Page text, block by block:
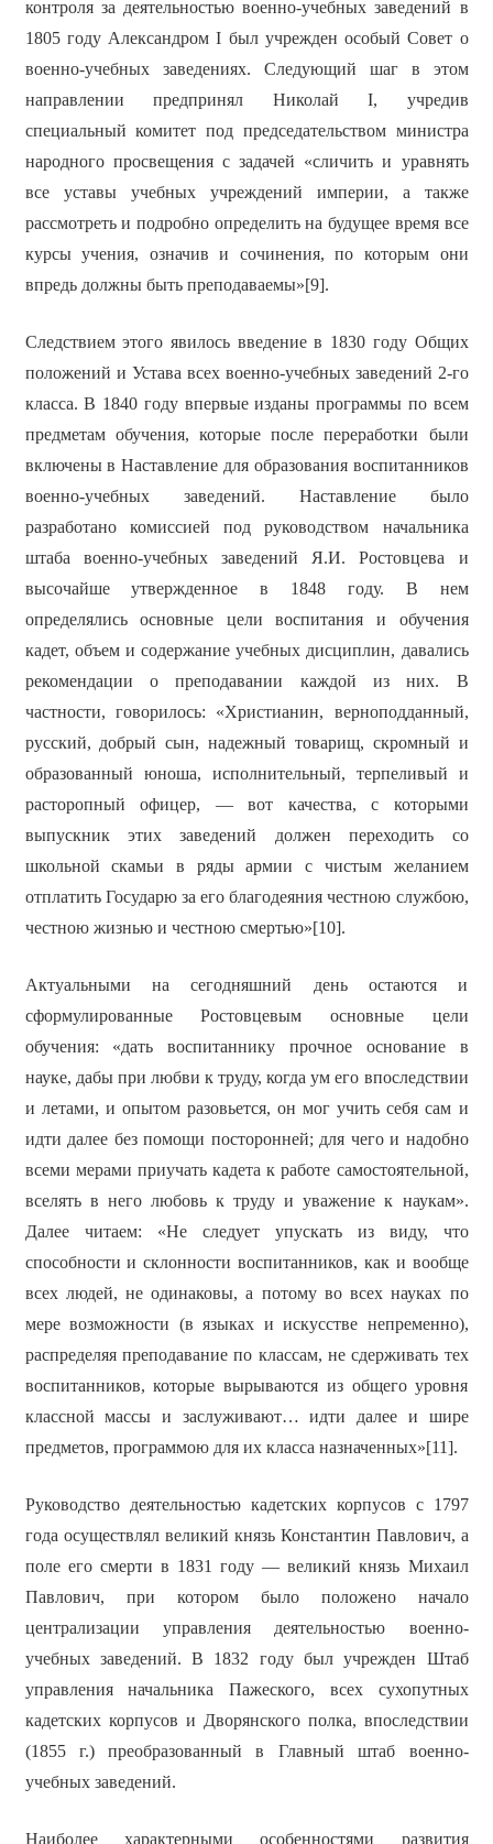
контроля за деятельностью военно-учебных заведений в
1805 году Александром I был учрежден особый Совет о
военно-учебных заведениях. Следующий шаг в этом
направлении предпринял Николай I, учредив
специальный комитет под председательством министра
народного просвещения с задачей «сличить и уравнять
все уставы учебных учреждений империи, а также
рассмотреть и подробно определить на будущее время все
курсы учения, означив и сочинения, по которым они
впредь должны быть преподаваемы»[9].
Следствием этого явилось введение в 1830 году Общих
положений и Устава всех военно-учебных заведений 2-го
класса. В 1840 году впервые изданы программы по всем
предметам обучения, которые после переработки были
включены в Наставление для образования воспитанников
военно-учебных заведений. Наставление было
разработано комиссией под руководством начальника
штаба военно-учебных заведений Я.И. Ростовцева и
высочайше утвержденное в 1848 году. В нем
определялись основные цели воспитания и обучения
кадет, объем и содержание учебных дисциплин, давались
рекомендации о преподавании каждой из них. В
частности, говорилось: «Христианин, верноподданный,
русский, добрый сын, надежный товарищ, скромный и
образованный юноша, исполнительный, терпеливый и
расторопный офицер, — вот качества, с которыми
выпускник этих заведений должен переходить со
школьной скамьи в ряды армии с чистым желанием
отплатить Государю за его благодеяния честною службою,
честною жизнью и честною смертью»[10].
Актуальными на сегодняшний день остаются и
сформулированные Ростовцевым основные цели
обучения: «дать воспитаннику прочное основание в
науке, дабы при любви к труду, когда ум его впоследствии
и летами, и опытом разовьется, он мог учить себя сам и
идти далее без помощи посторонней; для чего и надобно
всеми мерами приучать кадета к работе самостоятельной,
вселять в него любовь к труду и уважение к наукам».
Далее читаем: «Не следует упускать из виду, что
способности и склонности воспитанников, как и вообще
всех людей, не одинаковы, а потому во всех науках по
мере возможности (в языках и искусстве непременно),
распределяя преподавание по классам, не сдерживать тех
воспитанников, которые вырываются из общего уровня
классной массы и заслуживают… идти далее и шире
предметов, программою для их класса назначенных»[11].
Руководство деятельностью кадетских корпусов с 1797
года осуществлял великий князь Константин Павлович, а
поле его смерти в 1831 году — великий князь Михаил
Павлович, при котором было положено начало
централизации управления деятельностью военно-
учебных заведений. В 1832 году был учрежден Штаб
управления начальника Пажеского, всех сухопутных
кадетских корпусов и Дворянского полка, впоследствии
(1855 г.) преобразованный в Главный штаб военно-
учебных заведений.
Наиболее характерными особенностями развития